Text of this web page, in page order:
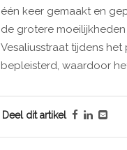
één keer gemaakt en
de grotere
Vesaliusstraat tijdens
bepleisterd, waardoor
Deel dit artikel